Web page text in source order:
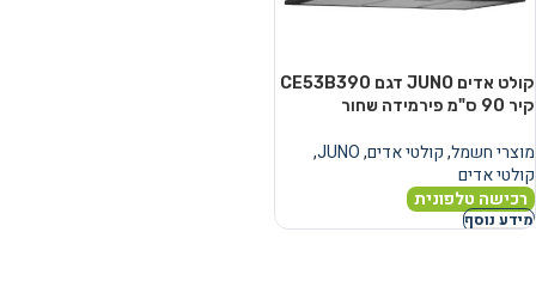
קולט אדים JUNO דגם CE53B390
קיר 90 ס"מ פירמידה שחור
מוצרי חשמל,קולטי אדים,
JUNO
,
קולטי אדים
רכישה טלפונית
מידע נוסף